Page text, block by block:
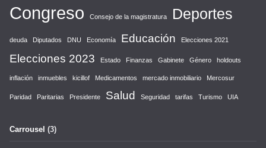
Congreso Consejo de la magistratura Deportes
deuda Diputados DNU Economía Educación Elecciones 2021
Elecciones 2023 Estado Finanzas Gabinete Género holdouts
inflación inmuebles kicillof Medicamentos mercado inmobiliario Mercosur
Paridad Paritarias Presidente Salud Seguridad tarifas Turismo UIA
Carrousel (3)